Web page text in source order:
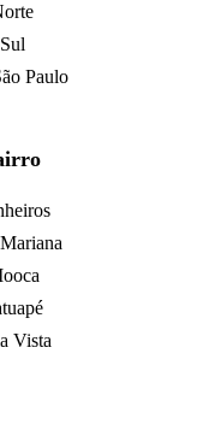
Paulo
Vista